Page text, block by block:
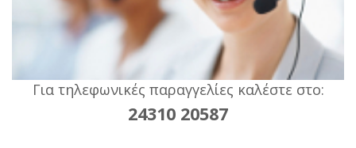
Για τηλεφωνικές παραγγελίες καλέστε στο:
24310 20587